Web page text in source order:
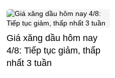
Giá xăng dầu hôm nay
4/8: Tiếp tục giảm, thấp
nhất 3 tuần